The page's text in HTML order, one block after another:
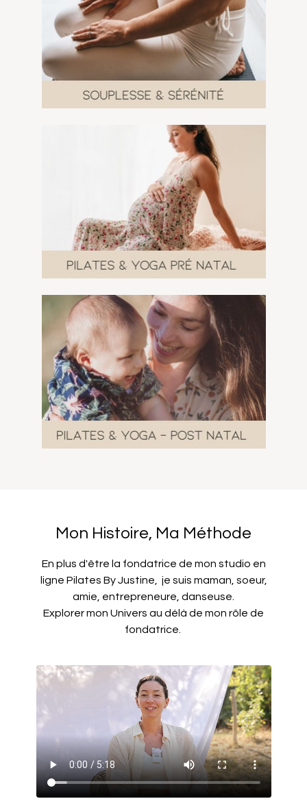
Mon Histoire, Ma Méthode
En plus d'être la fondatrice de mon studio en
ligne Pilates By Justine, je suis maman, soeur,
amie, entrepreneure, danseuse.
Explorer mon Univers au délà de mon rôle de
fondatrice.